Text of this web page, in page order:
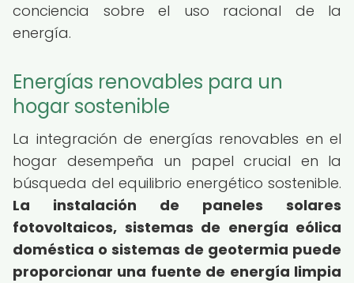
conciencia sobre el uso racional de la
energía.
Energías renovables para un
hogar sostenible
La integración de energías renovables en el
hogar desempeña un papel crucial en la
búsqueda del equilibrio energético sostenible.
La instalación de paneles solares
fotovoltaicos, sistemas de energía eólica
doméstica o sistemas de geotermia puede
proporcionar una fuente de energía limpia